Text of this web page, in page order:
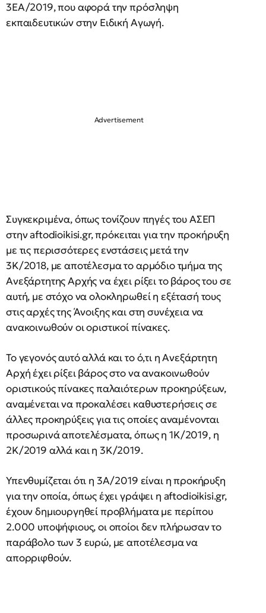
3ΕΑ/2019, που αφορά την πρόσληψη
εκπαιδευτικών στην Ειδική Αγωγή.
Συγκεκριμένα, όπως τονίζουν πηγές του ΑΣΕΠ
στην aftodioikisi.gr, πρόκειται για την προκήρυξη
με τις περισσότερες ενστάσεις μετά την
3Κ/2018, με αποτέλεσμα το αρμόδιο τμήμα της
Ανεξάρτητης Αρχής να έχει ρίξει το βάρος του σε
αυτή, με στόχο να ολοκληρωθεί η εξέτασή τους
στις αρχές της Άνοιξης και στη συνέχεια να
ανακοινωθούν οι οριστικοί πίνακες.
Το γεγονός αυτό αλλά και το ό,τι η Ανεξάρτητη
Αρχή έχει ρίξει βάρος στο να ανακοινωθούν
οριστικούς πίνακες παλαιότερων προκηρύξεων,
αναμένεται να προκαλέσει καθυστερήσεις σε
άλλες προκηρύξεις για τις οποίες αναμένονται
προσωρινά αποτελέσματα, όπως η 1Κ/2019, η
2Κ/2019 αλλά και η 3Κ/2019.
Υπενθυμίζεται ότι η 3Α/2019 είναι η προκήρυξη
για την οποία, όπως έχει γράψει η aftodioikisi.gr,
έχουν δημιουργηθεί προβλήματα με περίπου
2.000 υποψήφιους, οι οποίοι δεν πλήρωσαν το
παράβολο των 3 ευρώ, με αποτέλεσμα να
απορριφθούν.